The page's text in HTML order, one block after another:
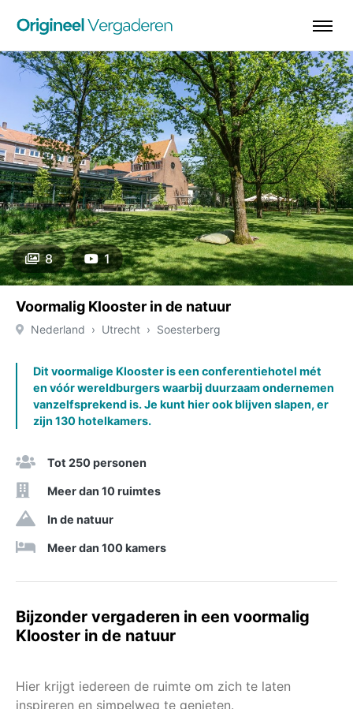
8 1
Voormalig Klooster in de natuur
Nederland Utrecht Soesterberg
Dit voormalige Klooster is een conferentiehotel mét
en vóór wereldburgers waarbij duurzaam ondernemen
vanzelfsprekend is. Je kunt hier ook blijven slapen, er
zijn 130 hotelkamers.
Tot 250 personen
Meer dan 10 ruimtes
In de natuur
Meer dan 100 kamers
Bijzonder vergaderen in een voormalig
Klooster in de natuur
Hier krijgt iedereen de ruimte om zich te laten